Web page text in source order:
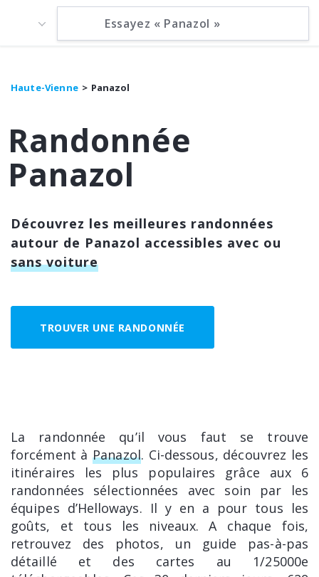
Haute-Vienne Panazol
Randonnée
Panazol
Découvrez les meilleures randonnées
autour de Panazol accessibles avec ou
sans voiture
TROUVER UNE RANDONNÉE
La randonnée qu’il vous faut se trouve
forcément àPanazol. Ci-dessous, découvrez les
itinéraires les plus populaires grâce aux 6
randonnées sélectionnées avec soin par les
équipes d’Helloways. Il y en a pour tous les
goûts, et tous les niveaux. A chaque fois,
retrouvez des photos, un guide pas-à-pas
détaillé et des cartes au 1/25000e